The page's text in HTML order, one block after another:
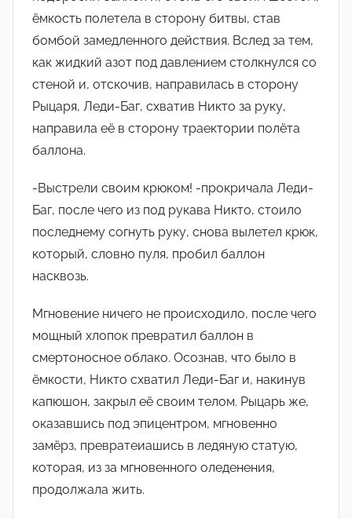
ëмкость полетела в сторону битвы, став
бомбой замедленного действия. Вслед за тем,
как жидкий азот под давлением столкнулся со
стеной и, отскочив, направилась в сторону
Рыцаря, Леди-Баг, схватив Никто за руку,
направила еë в сторону траектории полёта
баллона.
-Выстрели своим крюком! -прокричала Леди-
Баг, после чего из под рукава Никто, стоило
последнему согнуть руку, снова вылетел крюк,
который, словно пуля, пробил баллон
насквозь.
Мгновение ничего не происходило, после чего
мощный хлопок превратил баллон в
смертоносное облако. Осознав, что было в
ëмкости, Никто схватил Леди-Баг и, накинув
капюшон, закрыл еë своим телом. Рыцарь же,
оказавшись под эпицентром, мгновенно
замëрз, превратеиашись в ледяную статую,
которая, из за мгновенного оледенения,
продолжала жить.